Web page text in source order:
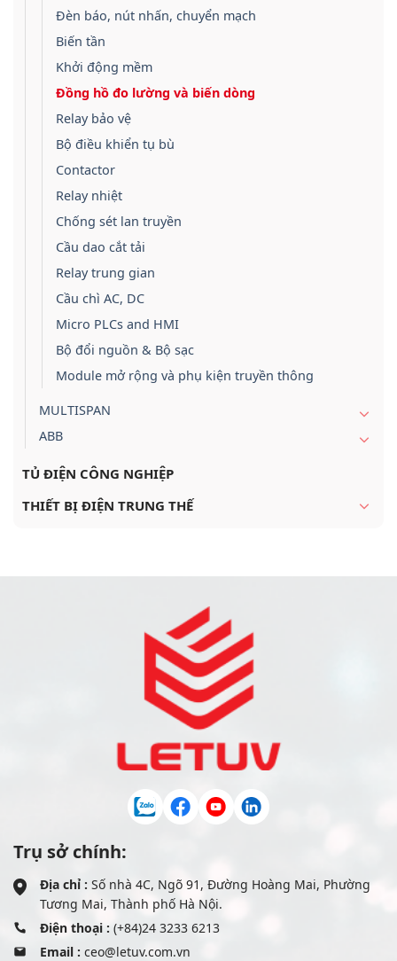
Đèn báo, nút nhấn, chuyển mạch
Biến tần
Khởi động mềm
Đồng hồ đo lường và biến dòng
Relay bảo vệ
Bộ điều khiển tụ bù
Contactor
Relay nhiệt
Chống sét lan truyền
Cầu dao cắt tải
Relay trung gian
Cầu chì AC, DC
Micro PLCs and HMI
Bộ đổi nguồn & Bộ sạc
Module mở rộng và phụ kiện truyền thông
MULTISPAN
ABB
TỦ ĐIỆN CÔNG NGHIỆP
THIẾT BỊ ĐIỆN TRUNG THẾ
Trụ sở chính:
Địa chỉ : Số nhà 4C, Ngõ 91, Đường Hoàng Mai, Phường
Tương Mai, Thành phố Hà Nội.
Điện thoại : (+84)24 3233 6213
Email : ceo@letuv.com.vn